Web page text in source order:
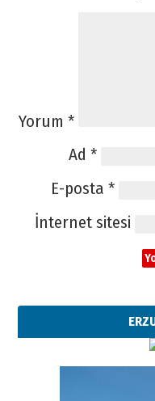
Yorum *
Ad *
E-posta *
İnternet sitesi